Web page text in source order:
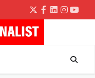
Twitter
Facebook
LinkedIn